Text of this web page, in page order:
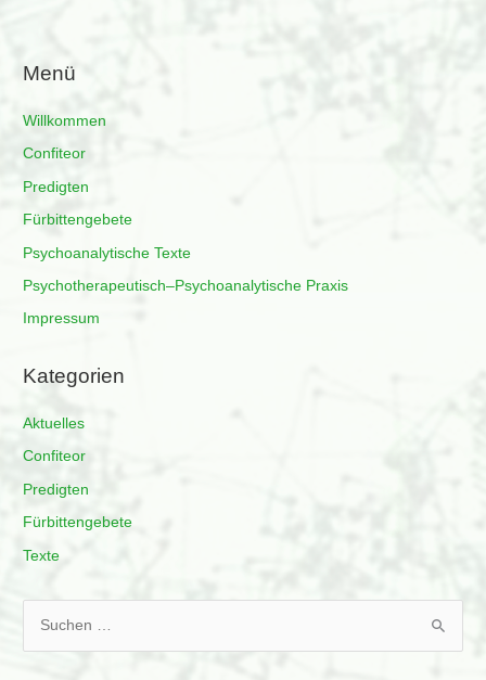
Menü
Willkommen
Confiteor
Predigten
Fürbittengebete
Psychoanalytische Texte
Psychotherapeutisch–Psychoanalytische Praxis
Impressum
Kategorien
Aktuelles
Confiteor
Predigten
Fürbittengebete
Texte